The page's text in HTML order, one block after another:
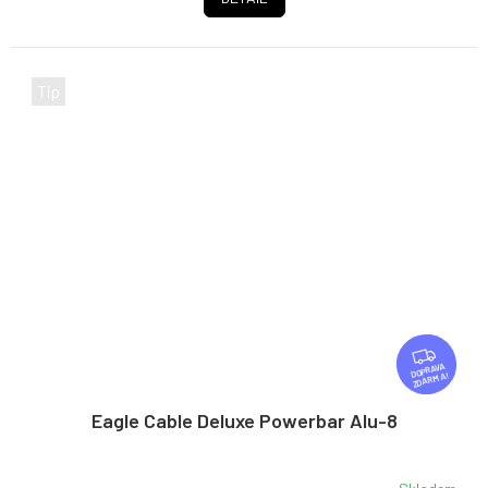
Tip
Z
D
A
ZDARMA
Eagle Cable Deluxe Powerbar Alu-8